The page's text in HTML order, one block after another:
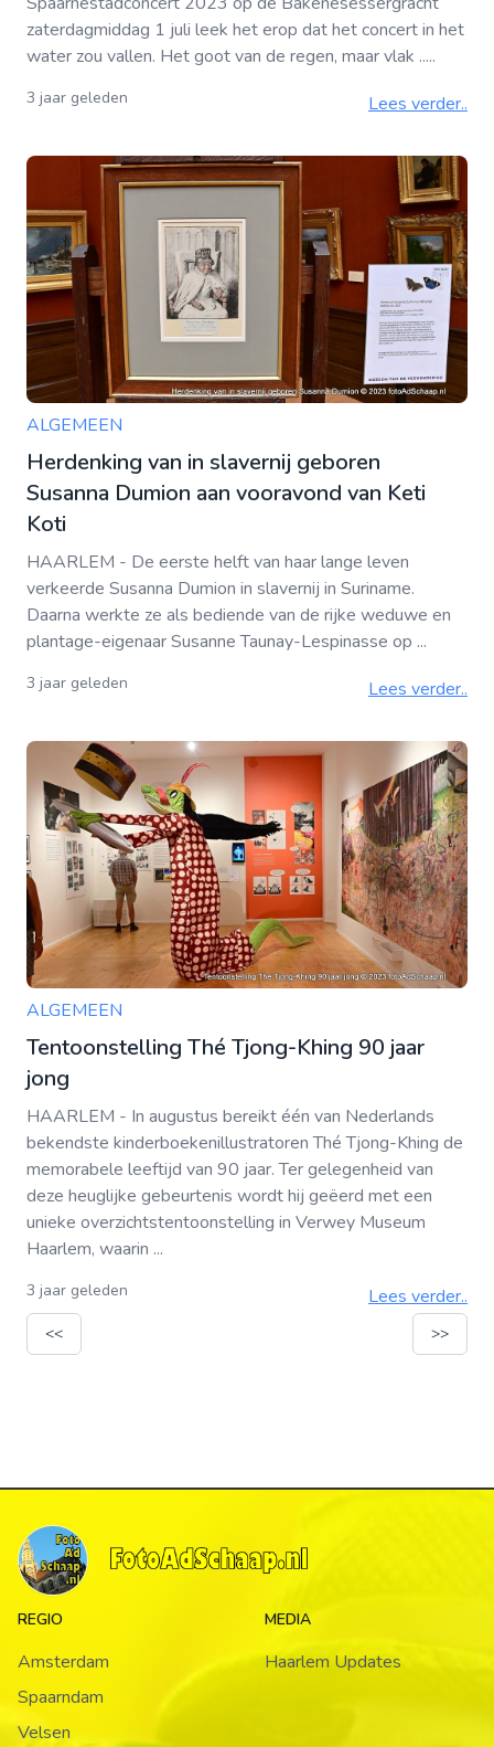
zaterdagmiddag 1 juli leek het erop dat het concert in het
water zou vallen. Het goot van de regen, maar vlak .....
3 jaar geleden Lees verder..
ALGEMEEN
Herdenking van in slavernij geboren
Susanna Dumion aan vooravond van Keti
Koti
HAARLEM - De eerste helft van haar lange leven
verkeerde Susanna Dumion in slavernij in Suriname.
Daarna werkte ze als bediende van de rijke weduwe en
plantage-eigenaar Susanne Taunay-Lespinasse op ...
3 jaar geleden Lees verder..
ALGEMEEN
Tentoonstelling Thé Tjong-Khing 90 jaar
jong
HAARLEM - In augustus bereikt één van Nederlands
bekendste kinderboekenillustratoren Thé Tjong-Khing de
memorabele leeftijd van 90 jaar. Ter gelegenheid van
deze heuglijke gebeurtenis wordt hij geëerd met een
unieke overzichtstentoonstelling in Verwey Museum
Haarlem, waarin ...
3 jaar geleden Lees verder..
<< >>
REGIO
Amsterdam
Spaarndam
Velsen
MEDIA
Haarlem Updates